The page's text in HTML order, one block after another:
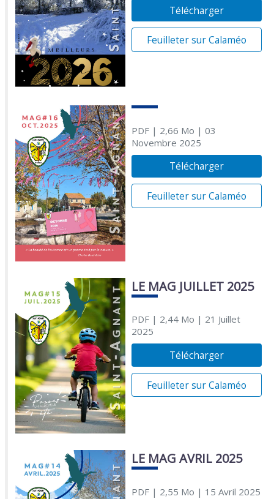
Télécharger
Feuilleter sur Calaméo
PDF| 2,66 Mo | 03
Novembre 2025
Télécharger
Feuilleter sur Calaméo
LE MAG JUILLET 2025
PDF| 2,44 Mo | 21 Juillet
2025
Télécharger
Feuilleter sur Calaméo
LE MAG AVRIL 2025
PDF| 2,55 Mo | 15 Avril 2025